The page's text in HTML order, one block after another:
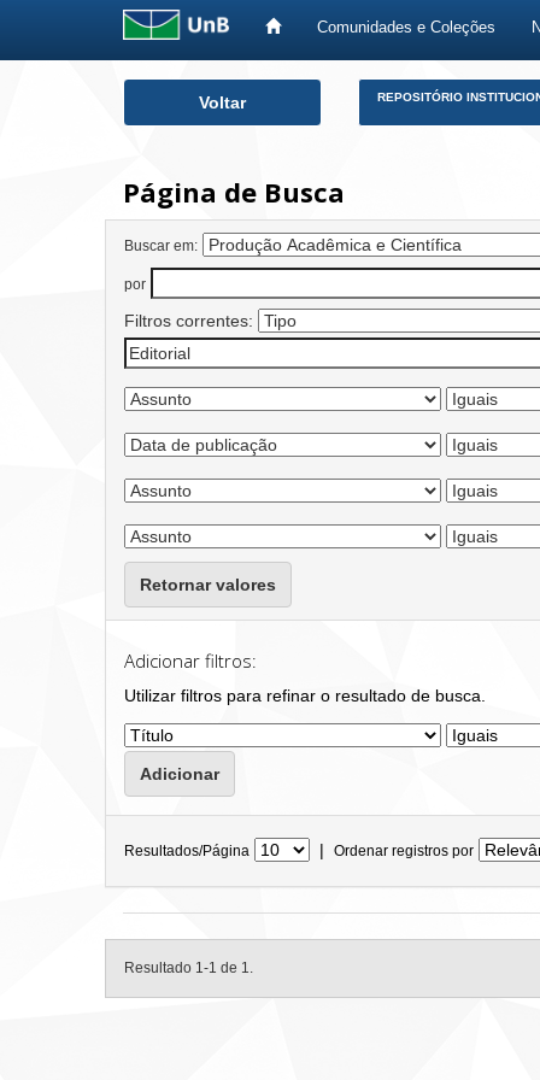
Comunidades e Coleções
Voltar REPOSITÓRIO
Página de Busca
Buscar em:
por
Filtros correntes:
Retornar valores
Adicionar filtros:
Utilizar filtros para refinar o resultado de busca.
Resultados/Página | Ordenar registros por
Resultado 1-1 de 1.